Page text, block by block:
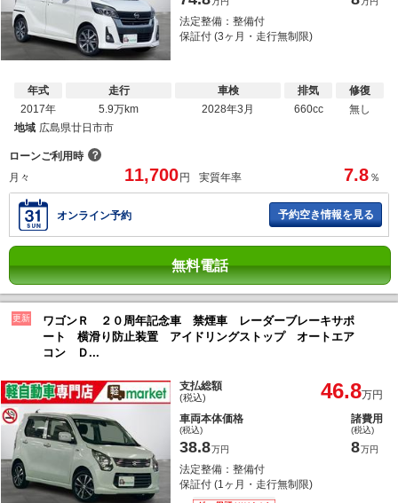
法定整備：整備付
保証付 (3ヶ月・走行無制限)
年式
2017年
走行
5.9万km
車検
2028年3月
排気
660cc
修復
無し
地域 広島県廿日市市
ローンご利用時 ？
月々
11,700円 実質年率 7.8 ％
オンライン予約 予約空き情報を見る
無料電話
更新
ワゴンＲ ２０周年記念車 禁煙車 レーダーブレーキサポ
ート 横滑り防止装置 アイドリングストップ オートエア
コン Ｄ...
支払総額
(税込) 46.8万円
車両本体価格
(税込)
38.8万円
諸費用
(税込)
8万円
法定整備：整備付
保証付 (1ヶ月・走行無制限)